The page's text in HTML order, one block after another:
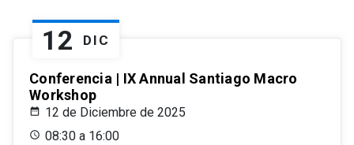
12 DIC
Conferencia | IX Annual Santiago Macro
Workshop
12 de Diciembre de 2025
08:30 a 16:00